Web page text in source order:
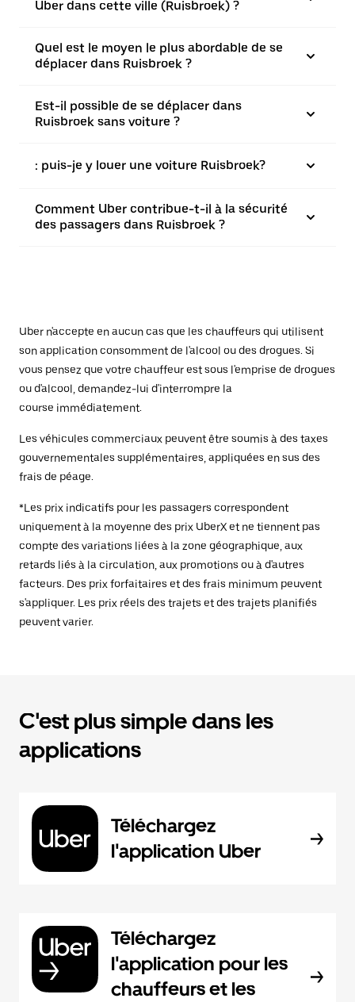
Uber dans cette ville (Ruisbroek) ?
Quel est le moyen le plus abordable de se
déplacer dans Ruisbroek ?
Est-il possible de se déplacer dans
Ruisbroek sans voiture ?
: puis-je y louer une voiture Ruisbroek?
Comment Uber contribue-t-il à la sécurité
des passagers dans Ruisbroek ?
Uber n'accepte en aucun cas que les chauffeurs qui utilisent
son application consomment de l'alcool ou des drogues. Si
vous pensez que votre chauffeur est sous l'emprise de drogues
ou d'alcool, demandez-lui d'interrompre la
course immédiatement.
Les véhicules commerciaux peuvent être soumis à des taxes
gouvernementales supplémentaires, appliquées en sus des
frais de péage.
*Les prix indicatifs pour les passagers correspondent
uniquement à la moyenne des prix UberX et ne tiennent pas
compte des variations liées à la zone géographique, aux
retards liés à la circulation, aux promotions ou à d'autres
facteurs. Des prix forfaitaires et des frais minimum peuvent
s'appliquer. Les prix réels des trajets et des trajets planifiés
peuvent varier.
C'est plus simple dans les
applications
Téléchargez
l'application Uber
Téléchargez
l'application pour les
chauffeurs et les